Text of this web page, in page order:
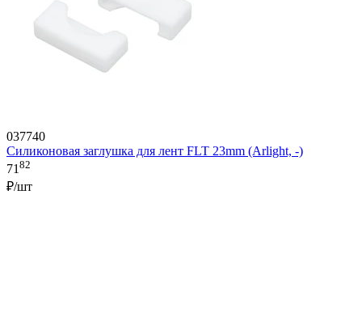
037740
Силиконовая заглушка для лент FLT 23mm (Arlight, -)
7182
₽/шт